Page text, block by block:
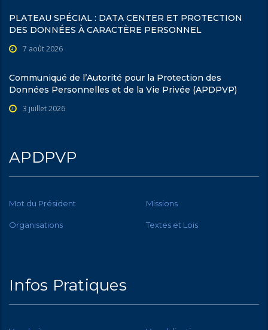
PLATEAU SPÉCIAL : DATA CENTER ET PROTECTION
DES DONNÉES À CARACTÈRE PERSONNEL
7 août 2026
Communiqué de l’Autorité pour la Protection des
Données Personnelles et de la Vie Privée (APDPVP)
3 juillet 2026
APDPVP
Mot du Président Missions
Organisations Textes et Lois
Infos Pratiques